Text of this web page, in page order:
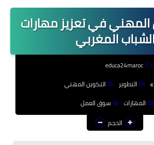
أصداء المدارس
قضايا تربوية
مستجدات التعليم
مشاكل التعليم
منوعات إخبارية
مواضيع تربوية
المهني في تعزيز مهارات
المغربي
educa24maroc
التطوير
التكوين المهني
المهارات
سوق العمل
الحجم